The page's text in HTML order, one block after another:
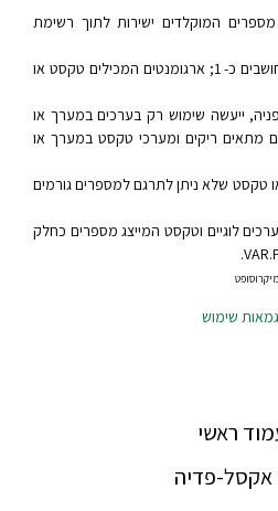
מספרים המוקלדים ישירות לתוך רשימת
ארגומנטים המכילים TRUE מחושבים כ- 1; ארגומנטים המכילים טקסט או
ייעשה שימוש רק בערכים במערך או
מתאים ריקים ומערכי טקסט במערך או
טקסט שלא ניתן לתרגם למספרים גורמים
לוגיים וטקסט המייצג מספרים כחלק
שימוש
ראשי
אקסל-פדיה